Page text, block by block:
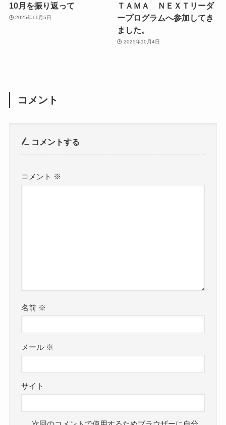
10月を振り返って
2025年11月5日
ＴＡＭＡ ＮＥＸＴリーダ
ープログラムへ参加してき
ました。
2025年10月4日
コメント
コメントする
コメント ※
名前 ※
メール ※
サイト